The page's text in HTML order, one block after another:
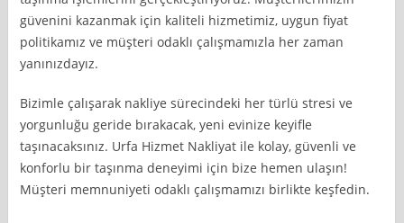
güvenini kazanmak için kaliteli hizmetimiz, uygun fiyat
politikamız ve müşteri odaklı çalışmamızla her zaman
yanınızdayız.
Bizimle çalışarak nakliye sürecindeki her türlü stresi ve
yorgunluğu geride bırakacak, yeni evinize keyifle
taşınacaksınız. Urfa Hizmet Nakliyat ile kolay, güvenli ve
konforlu bir taşınma deneyimi için bize hemen ulaşın!
Müşteri memnuniyeti odaklı çalışmamızı birlikte keşfedin.